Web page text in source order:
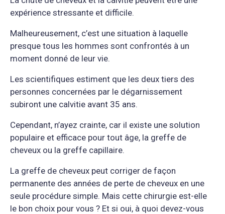
expérience stressante et difficile.
Malheureusement, c’est une situation à laquelle
presque tous les hommes sont confrontés à un
moment donné de leur vie.
Les scientifiques estiment que les deux tiers des
personnes concernées par le dégarnissement
subiront une calvitie avant 35 ans.
Cependant, n’ayez crainte, car il existe une solution
populaire et efficace pour tout âge, la greffe de
cheveux ou la greffe capillaire.
La greffe de cheveux peut corriger de façon
permanente des années de perte de cheveux en une
seule procédure simple. Mais cette chirurgie est-elle
le bon choix pour vous ? Et si oui, à quoi devez-vous